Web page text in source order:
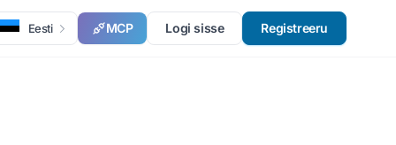
Eesti MCP Logi sisse Registreeru